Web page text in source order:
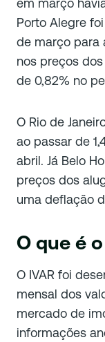
em março
Porto Alegre
de março para
nos preços
de 0,82% no
O Rio de
ao passar de
abril. Já Belo
preços dos
uma deflação
O que é o
O IVAR foi
mensal dos
mercado de
informações